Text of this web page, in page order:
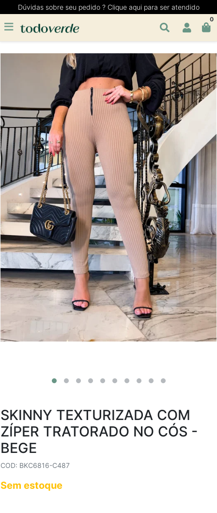
Dúvidas sobre seu pedido ? Clique aqui para ser atendido
0
SKINNY TEXTURIZADA COM
ZÍPER TRATORADO NO CÓS -
BEGE
COD: BKC6816-C487
Sem estoque